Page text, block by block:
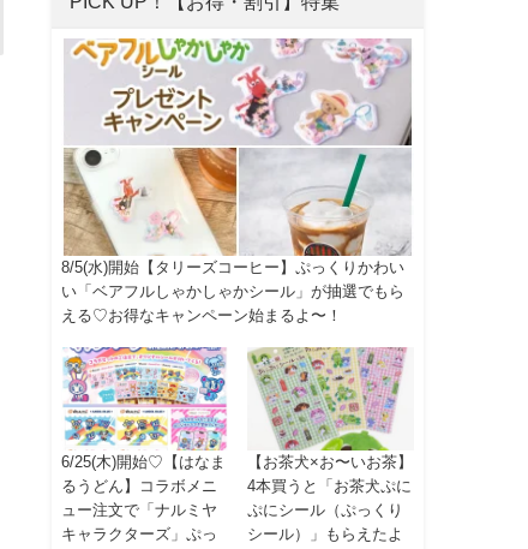
8/5(水)開始【タリーズコーヒー】ぷっくりかわい
い「ベアフルしゃかしゃかシール」が抽選でもら
える♡お得なキャンペーン始まるよ〜！
6/25(木)開始♡【はなま
るうどん】コラボメニ
ュー注文で「ナルミヤ
キャラクターズ」ぷっ
【お茶犬×お〜いお茶】
4本買うと「お茶犬ぷに
ぷにシール（ぷっくり
シール）」もらえたよ